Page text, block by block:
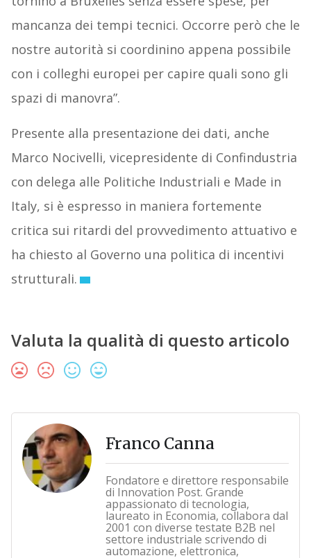
mancanza dei tempi tecnici. Occorre però che le
nostre autorità si coordinino appena possibile
con i colleghi europei per capire quali sono gli
spazi di manovra”.
Presente alla presentazione dei dati, anche
Marco Nocivelli, vicepresidente di Confindustria
con delega alle Politiche Industriali e Made in
Italy, si è espresso in maniera fortemente
critica sui ritardi del provvedimento attuativo e
ha chiesto al Governo una politica di incentivi
strutturali.
Valuta la qualità di questo articolo
Franco Canna
Fondatore e direttore responsabile
di Innovation Post. Grande
appassionato di tecnologia,
laureato in Economia, collabora dal
2001 con diverse testate B2B nel
settore industriale scrivendo di
automazione, elettronica,